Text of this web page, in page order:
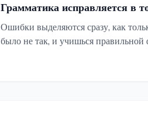
Грамматика исправляется в
Ошибки выделяются сразу, как
было не так, и учишься